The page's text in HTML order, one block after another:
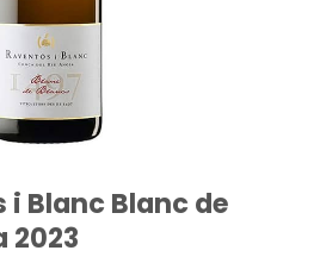
i Blanc Blanc de
2023